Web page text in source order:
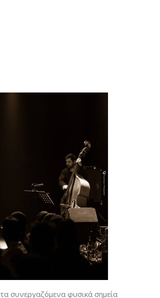
συνεργαζόμενα φυσικά σημεία